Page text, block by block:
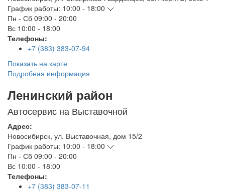
График работы: 10:00 - 18:00
Пн - Сб 09:00 - 20:00
Вс 10:00 - 18:00
Телефоны:
+7 (383) 383-07-94
Показать на карте
Подробная информация
Ленинский район
Автосервис на Выставочной
Адрес:
Новосибирск, ул. Выставочная, дом 15/2
График работы: 10:00 - 18:00
Пн - Сб 09:00 - 20:00
Вс 10:00 - 18:00
Телефоны:
+7 (383) 383-07-11